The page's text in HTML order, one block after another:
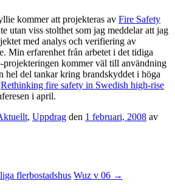
kommer att projekteras av Fire Safety
utan viss stolthet som jag meddelar att jag
med analys och verifiering av
Min erfarenhet från arbetet i det tidiga
projekteringen kommer väl till användning
hel del tankar kring brandskyddet i höga
Rethinking fire safety in Swedish high-rise
i april.
, Uppdrag den 1 februari, 2008 av
flerbostadshus Wuz v 06 →